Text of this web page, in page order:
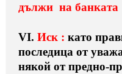
дължи на банката
VІ.Иск : като
последица от
някой отпредно-